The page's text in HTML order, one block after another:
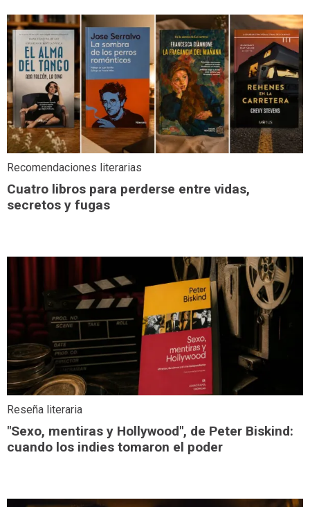
Recomendaciones literarias
Cuatro libros para perderse entre vidas,
secretos y fugas
Reseña literaria
"Sexo, mentiras y Hollywood", de Peter Biskind:
cuando los indies tomaron el poder